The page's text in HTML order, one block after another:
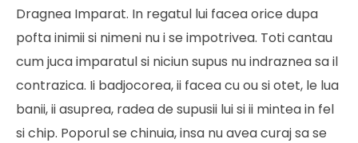
Dragnea Imparat. In regatul lui facea orice dupa
pofta inimii si nimeni nu i se impotrivea. Toti cantau
cum juca imparatul si niciun supus nu indraznea sa il
contrazica. Ii badjocorea, ii facea cu ou si otet, le lua
banii, ii asuprea, radea de supusii lui si ii mintea in fel
si chip. Poporul se chinuia, insa nu avea curaj sa se